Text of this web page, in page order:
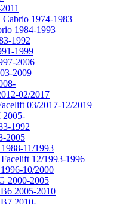
1974-1983
1984-1993
1992
1999
2006
2009
02/2017
03/2017-12/2019
2005-
1992
2005
11/1993
Facelift 12/1993-1996
10/2000
2000-2005
B6 2005-2010
B7 2010-